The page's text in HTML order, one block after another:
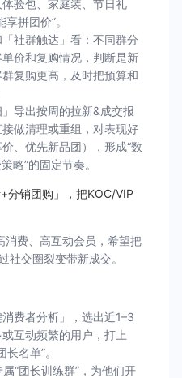
验包、家庭装、节日礼
拼团价”。
社群触达」看：不同群分
价和复购情况，判断是新
复购更高，及时把预算和
导出按周的拉新&成交报
做清理或重组，对表现好
、优先新品团），形成“数
略”的固定节奏。
分销团购」，把KOC/VIP
消费、高互动会员，希望把
社交圈裂变带新成交。
费者分析」，选出近1–3
互动频繁的用户，打上
名单”。
“团长训练群”，为他们开